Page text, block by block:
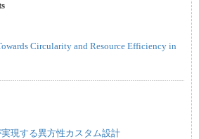
Circularity and Resource Efficiency in
現する異方性カスタム設計